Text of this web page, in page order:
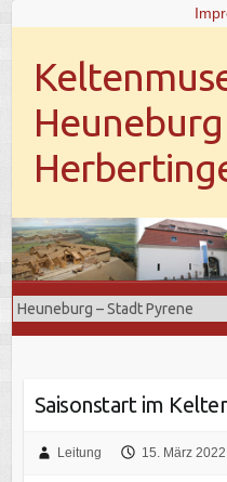
Saisonstart im
Leitung 15. März 2022